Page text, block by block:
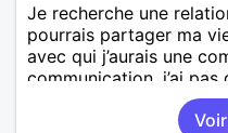
Je recherche une
pourrais partager ma
avec qui j’aurais une
communication, j’ai
moment qu’on peut
à deux et d’être présent